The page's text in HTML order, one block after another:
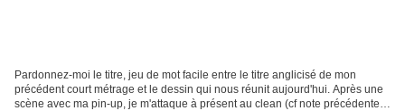
Pardonnez-moi le titre, jeu de mot facile entre le titre anglicisé de mon
précédent court métrage et le dessin qui nous réunit aujourd'hui. Après une
scène avec ma pin-up, je m'attaque à présent au clean (cf note précédente)